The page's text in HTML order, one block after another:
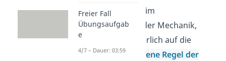
Bewegst du dich im
Themenbereich der Mechanik,
wirst du unweigerlich auf die
sogenannte
goldene Regel der
Freier Fall
Übungsaufgab
e
4/7 – Dauer: 03:59